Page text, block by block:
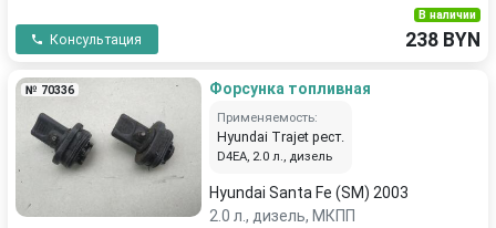
Консультация
В наличии
238 BYN
№ 70336 Форсунка топливная
Применяемость:
Hyundai Trajet рест.
D4EA, 2.0 л., дизель
Hyundai Santa Fe (SM) 2003
2.0 л., дизель, МКПП